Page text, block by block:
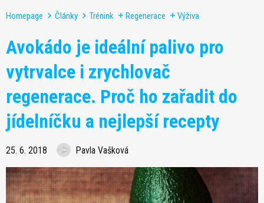
Homepage Články Trénink Regenerace Výživa
Avokádo je ideální palivo pro
vytrvalce i zrychlovač
regenerace. Proč ho zařadit do
jídelníčku a nejlepší recepty
25. 6. 2018 Pavla Vašková